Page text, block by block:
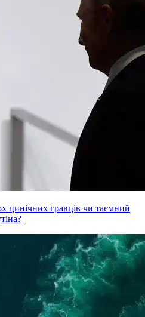
цинічних гравців чи таємний